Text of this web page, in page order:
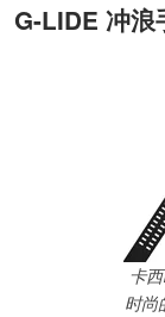
G-LIDE 冲浪
卡
时尚